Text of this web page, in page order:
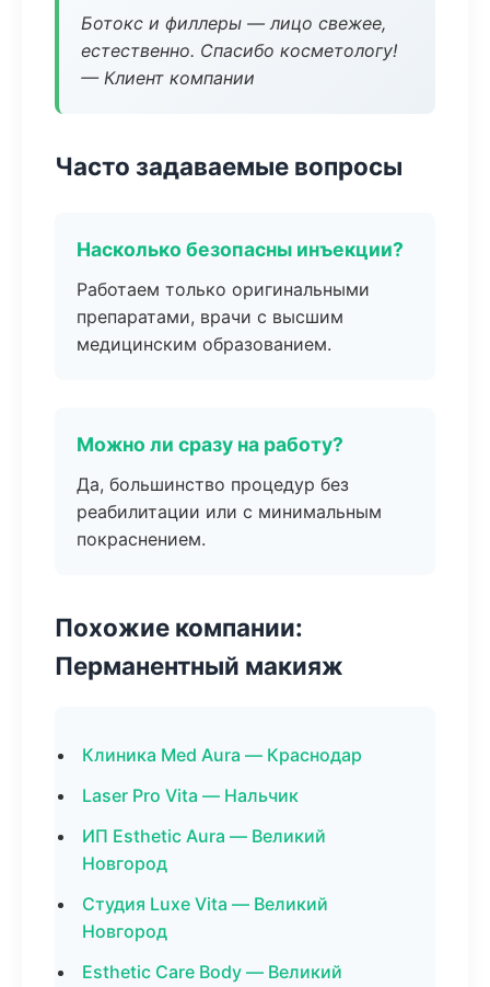
Ботокс и филлеры — лицо свежее,
естественно. Спасибо косметологу!
— Клиент компании
Часто задаваемые вопросы
Насколько безопасны инъекции?
Работаем только оригинальными
препаратами, врачи с высшим
медицинским образованием.
Можно ли сразу на работу?
Да, большинство процедур без
реабилитации или с минимальным
покраснением.
Похожие компании:
Перманентный макияж
Клиника Med Aura — Краснодар
Laser Pro Vita — Нальчик
ИП Esthetic Aura — Великий
Новгород
Студия Luxe Vita — Великий
Новгород
Esthetic Care Body — Великий